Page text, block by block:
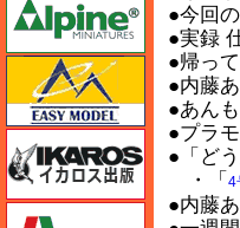
●今回
●実録
●帰っ
●内藤
●あん
●プラ
●「ど
・「 4
●内藤
イージーモデ
イカロス出版
イタレリ